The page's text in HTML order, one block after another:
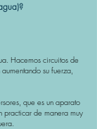
Hacemos circuitos de
su fuerza,
que es un aparato
practicar de manera muy